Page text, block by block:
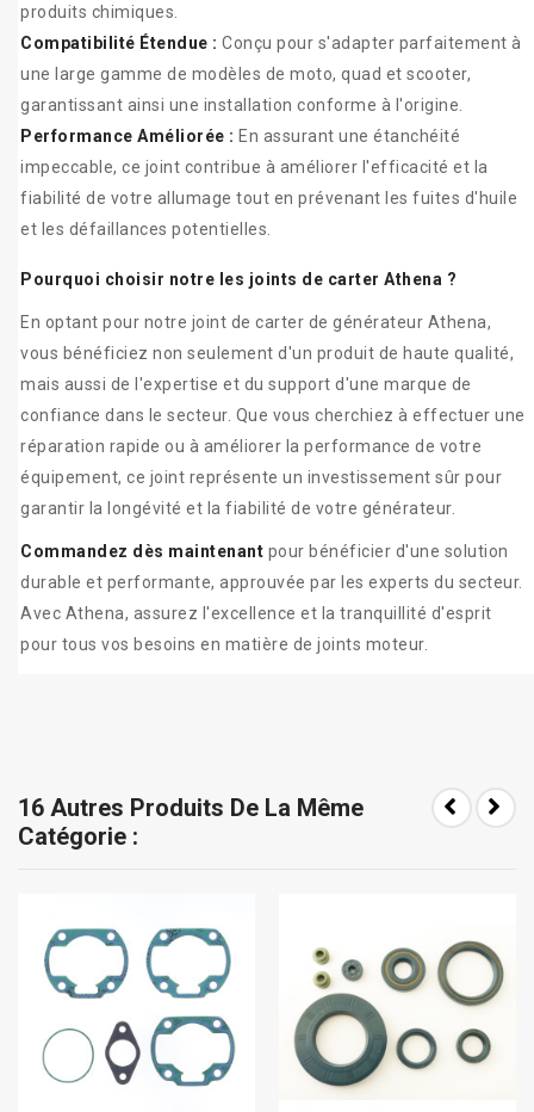
produits chimiques.
Compatibilité Étendue : Conçu pour s'adapter parfaitement à
une large gamme de modèles de moto, quad et scooter,
garantissant ainsi une installation conforme à l'origine.
Performance Améliorée : En assurant une étanchéité
impeccable, ce joint contribue à améliorer l'efficacité et la
fiabilité de votre allumage tout en prévenant les fuites d'huile
et les défaillances potentielles.
Pourquoi choisir notre les joints de carter Athena ?
En optant pour notre joint de carter de générateur Athena,
vous bénéficiez non seulement d'un produit de haute qualité,
mais aussi de l'expertise et du support d'une marque de
confiance dans le secteur. Que vous cherchiez à effectuer une
réparation rapide ou à améliorer la performance de votre
équipement, ce joint représente un investissement sûr pour
garantir la longévité et la fiabilité de votre générateur.
Commandez dès maintenant pour bénéficier d'une solution
durable et performante, approuvée par les experts du secteur.
Avec Athena, assurez l'excellence et la tranquillité d'esprit
pour tous vos besoins en matière de joints moteur.
16 Autres Produits De La Même
Catégorie :